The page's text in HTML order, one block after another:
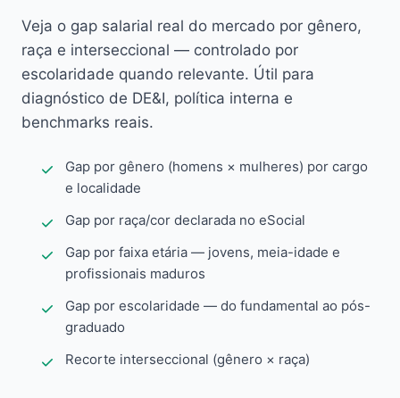
Veja o gap salarial real do mercado por gênero,
raça e interseccional — controlado por
escolaridade quando relevante. Útil para
diagnóstico de DE&I, política interna e
benchmarks reais.
Gap por gênero (homens × mulheres) por cargo
e localidade
Gap por raça/cor declarada no eSocial
Gap por faixa etária — jovens, meia-idade e
profissionais maduros
Gap por escolaridade — do fundamental ao pós-
graduado
Recorte interseccional (gênero × raça)